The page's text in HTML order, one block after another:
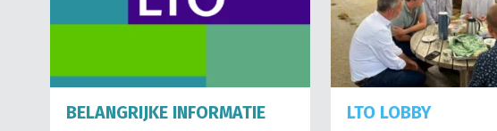
BELANGRIJKE INFORMATIE LTO LOBBY